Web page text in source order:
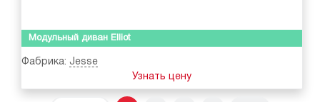
Модульный диван Elliot
Фабрика: Jesse
Узнать цену